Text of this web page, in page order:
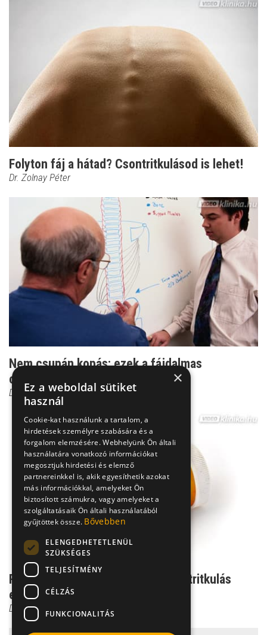
Folyton fáj a hátad? Csontritkulásod is lehet!
Dr. Zolnay Péter
Nem csupán kopás: ezek a fájdalmas
csontritkulás biztos jele...
Dr. Zolnay Péter
Ritka mellékhatás: Csonttörő csontritkulás
elleni szer?
Dr. Zolnay Péter
×
Ez a weboldal sütiket
használ
Cookie-kat használunk a tartalom, a
hirdetések személyre szabására és a
forgalom elemzésére. Webhelyünk Ön általi
használatára vonatkozó információkat
megosztjuk hirdetési és elemző
partnereinkkel is, akik egyesíthetik azokat
más információkkal, amelyeket Ön
biztosított számukra, vagy amelyeket a
szolgáltatásaik Ön általi használatából
gyűjtöttek össze. Bővebben
ELENGEDHETETLENÜL
SZÜKSÉGES
TELJESÍTMÉNY
CÉLZÁS
FUNKCIONALITÁS